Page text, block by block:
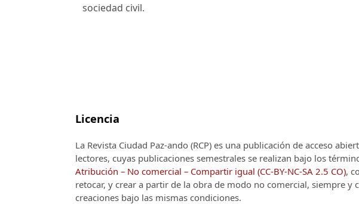
sociedad civil.
Licencia
La Revista Ciudad Paz-ando (RCP) es una publicación de acceso
lectores, cuyas publicaciones semestrales se realizan bajo los
Atribución – No comercial – Compartir igual (CC-BY-NC-SA 2.5 CO),
retocar, y crear a partir de la obra de modo no comercial, siempre y
creaciones bajo las mismas condiciones.